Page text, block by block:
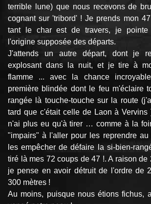
terrible lune) que nous recevons de
cognant sur 'tribord' ! Je prends mon
tant le char est de travers, je pointe
l'origine supposée des départs.
J'attends un autre départ, dont je
explosant dans la nuit, et je tire à
flamme ... avec la chance
première blindée dont le feu m'éclaire
rangée là touche-touche sur la route
tard que c'était celle de Laon à
n'ai plus eu qu'à tirer … comme à la
"impairs" à l'aller pour les reprendre
les empêcher de défaire la si-bien-
tiré là mes 72 coups de 47 !. A raison de
je pense en avoir détruit de l'ordre de
300 mètres !
Au moins, puisque nous étions fichus,